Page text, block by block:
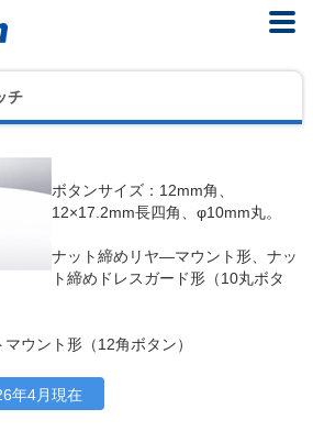
チ
ボタンサイズ：12mm角、
12×17.2mm長四角、φ10mm丸。
ナット締めリヤ―マウント形、ナッ
ト締めドレスガード形（10丸ボタ
ウント形（12角ボタン）
年4月現在